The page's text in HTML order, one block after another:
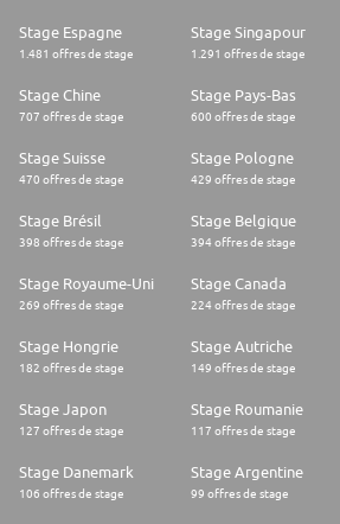
Stage Espagne
1.481 offres de stage
Stage Singapour
1.291 offres de stage
Stage Chine
707 offres de stage
Stage Pays-Bas
600 offres de stage
Stage Suisse
470 offres de stage
Stage Pologne
429 offres de stage
Stage Brésil
398 offres de stage
Stage Belgique
394 offres de stage
Stage Royaume-Uni
269 offres de stage
Stage Canada
224 offres de stage
Stage Hongrie
182 offres de stage
Stage Autriche
149 offres de stage
Stage Japon
127 offres de stage
Stage Roumanie
117 offres de stage
Stage Danemark
106 offres de stage
Stage Argentine
99 offres de stage